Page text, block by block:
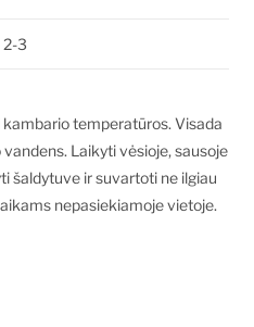
2-3
temperatūros. Visada
Laikyti vėsioje, sausoje
šaldytuve ir suvartoti ne ilgiau
nepasiekiamoje vietoje.